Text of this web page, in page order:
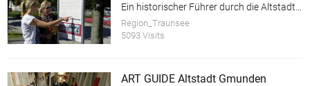
Region_Traunsee
5093 Visits
ART GUIDE Altstadt Gmunden